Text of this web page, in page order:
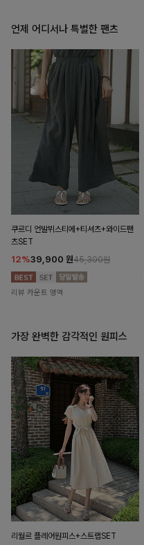
언제 어디서나 특별한 팬츠
쿠르디 언발뷔스티에+티셔츠+와이드팬
츠SET
12%39,900 원45,300원
리뷰 카운트 영역
가장 완벽한 감각적인 원피스
리월르 플레어원피스+스트랩SET